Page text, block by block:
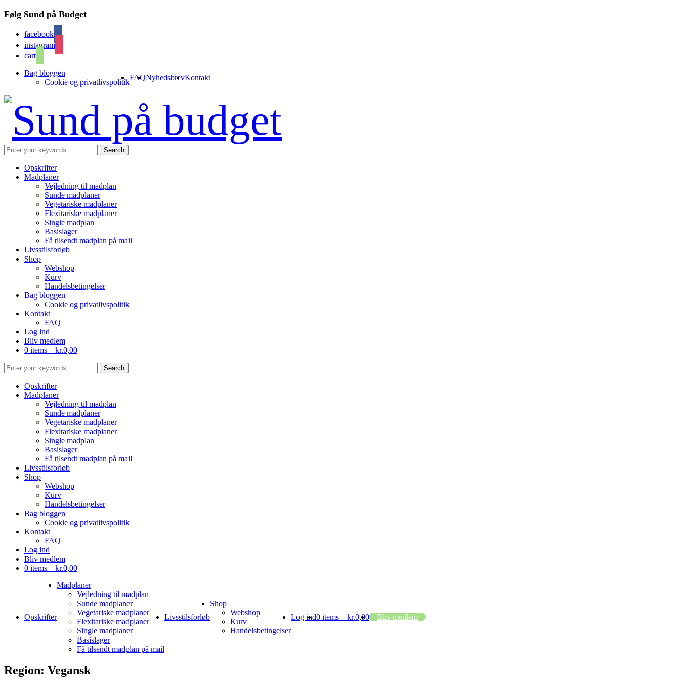
Følg Sund på Budget
facebook
instagram
cart
Bag bloggen
Cookie og privatlivspolitik
FAQNyhedsbrevKontakt
Opskrifter
Madplaner
Vejledning til madplan
Sunde madplaner
Vegetariske madplaner
Flexitariske madplaner
Single madplan
Basislager
Få tilsendt madplan på mail
Livsstilsforløb
Shop
Webshop
Kurv
Handelsbetingelser
Bag bloggen
Cookie og privatlivspolitik
Kontakt
FAQ
Log ind
Bliv medlem
0 items – kr.0,00
Opskrifter
Madplaner
Vejledning til madplan
Sunde madplaner
Vegetariske madplaner
Flexitariske madplaner
Single madplan
Basislager
Få tilsendt madplan på mail
Livsstilsforløb
Shop
Webshop
Kurv
Handelsbetingelser
Bag bloggen
Cookie og privatlivspolitik
Kontakt
FAQ
Log ind
Bliv medlem
0 items – kr.0,00
Opskrifter
Madplaner
Vejledning til madplan
Sunde madplaner
Vegetariske madplaner
Flexitariske madplaner
Single madplaner
Basislager
Få tilsendt madplan på mail
Livsstilsforløb
Shop
Webshop
Kurv
Handelsbetingelser
Log ind Bliv medlem
0 items – kr.0,00
Region: Vegansk